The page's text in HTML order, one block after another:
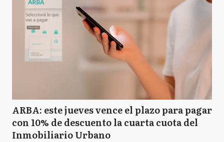
ARBA: este jueves vence el plazo para pagar
con 10% de descuento la cuarta cuota del
Inmobiliario Urbano